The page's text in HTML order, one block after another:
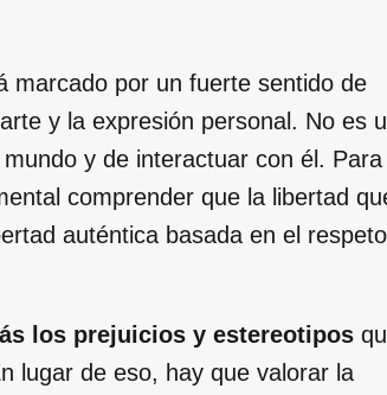
marcado por un fuerte sentido de
y la expresión personal. No es
y de interactuar con él. Para
comprender que la libertad
auténtica basada en el
los prejuicios y estereotipos
lugar de eso, hay que valorar la